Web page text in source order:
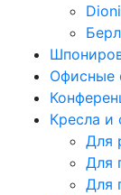
Dioni
Офисные
Кресла и
Для
Для
Для